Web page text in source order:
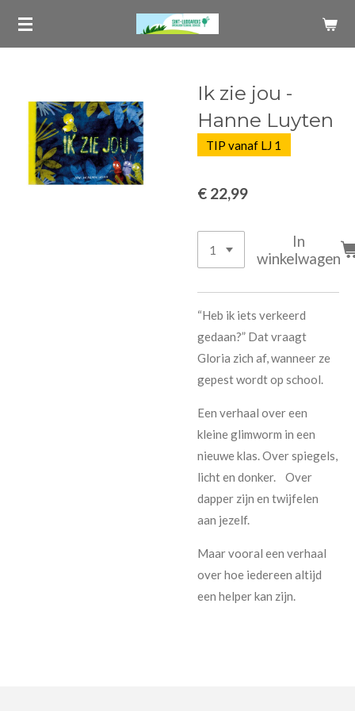
Ga
hoofdinhoud
Ik zie jou -
Hanne Luyten
TIP vanaf LJ 1
€ 22,99
In
winkelwagen
“Heb ik iets verkeerd
gedaan?” Dat vraagt
Gloria zich af, wanneer ze
gepest wordt op school.
Een verhaal over een
kleine glimworm in een
nieuwe klas. Over spiegels,
licht en donker. Over
dapper zijn en twijfelen
aan jezelf.
Maar vooral een verhaal
over hoe iedereen altijd
een helper kan zijn.